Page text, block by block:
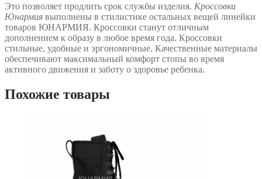
Это позволяет продлить срок службы изделия. Кроссовки
Юнармия выполнены в стилистике остальных вещей линейки
товаров ЮНАРМИЯ. Кроссовки станут отличным
дополнением к образу в любое время года. Кроссовки
стильные, удобные и эргономичные. Качественные материалы
обеспечивают максимальный комфорт стопы во время
активного движения и заботу о здоровье ребенка.
Похожие товары